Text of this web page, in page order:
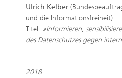
Ulrich Kelber
und die Informationsfreiheit)
Titel: »Informieren,
des Datenschutzes gegen
2018